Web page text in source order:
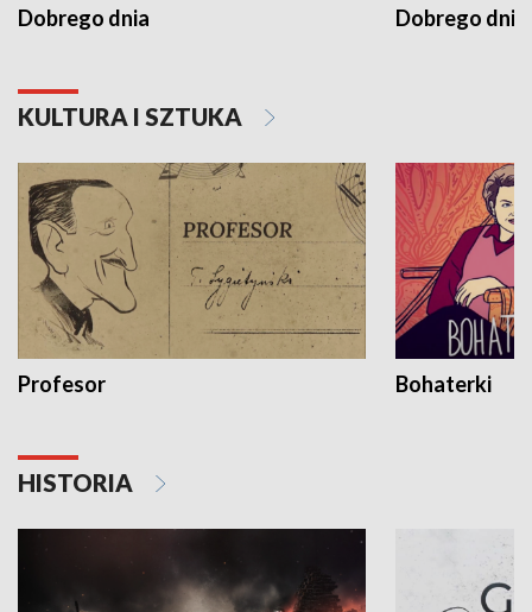
Dobrego dnia Dobrego dnia
KULTURA I SZTUKA
Profesor Bohaterki
HISTORIA